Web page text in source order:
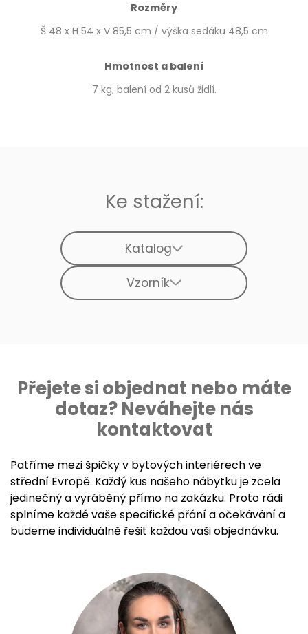
Rozměry
Š 48 x H 54 x V 85,5 cm / výška sedáku 48,5 cm
Hmotnost a balení
7 kg, balení od 2 kusů židlí.
Ke stažení:
Katalog
Vzorník
Přejete si objednat nebo máte
dotaz? Neváhejte nás
kontaktovat
Patříme mezi špičky v bytových interiérech ve
střední Evropě. Každý kus našeho nábytku je zcela
jedinečný a vyráběný přímo na zakázku. Proto rádi
splníme každé vaše specifické přání a očekávání a
budeme individuálně řešit každou vaši objednávku.